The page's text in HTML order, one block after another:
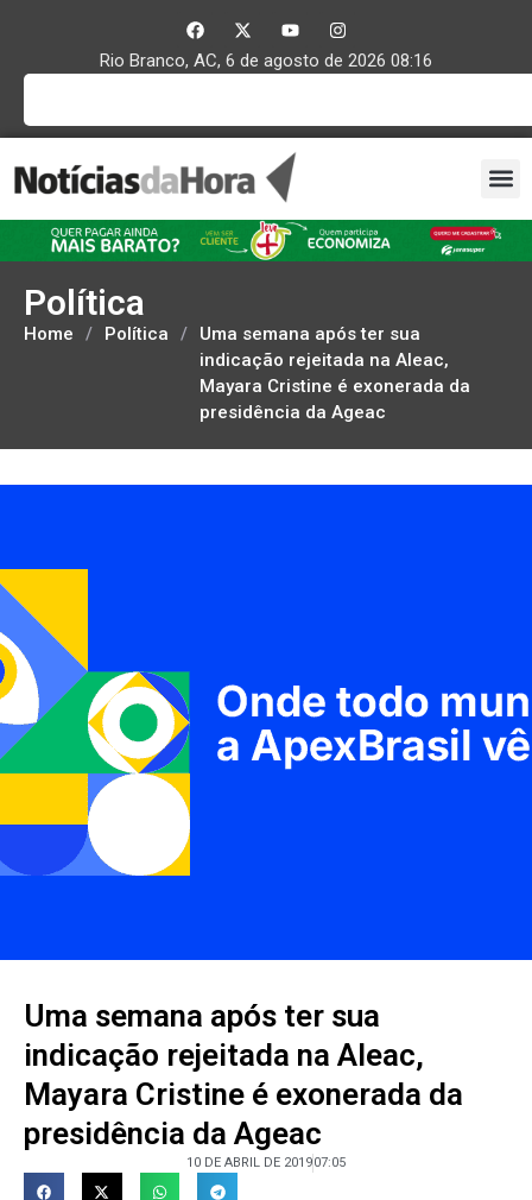
Rio Branco, AC, 6 de agosto de 2026 08:16
Política
Home / Política /
Uma semana após ter sua
indicação rejeitada na Aleac,
Mayara Cristine é exonerada da
presidência da Ageac
Uma semana após ter sua
indicação rejeitada na Aleac,
Mayara Cristine é exonerada da
presidência da Ageac
10 DE ABRIL DE 201907:05